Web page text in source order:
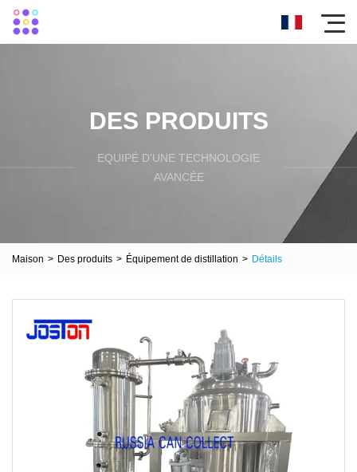
DES PRODUITS
EQUIPÉ D'UNE TECHNOLOGIE
AVANCÉE
Maison > Des produits > Équipement de distillation > Détails